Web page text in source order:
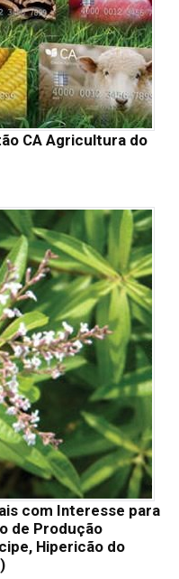
CA Agricultura do
com Interesse para
de Produção
Hipericão do